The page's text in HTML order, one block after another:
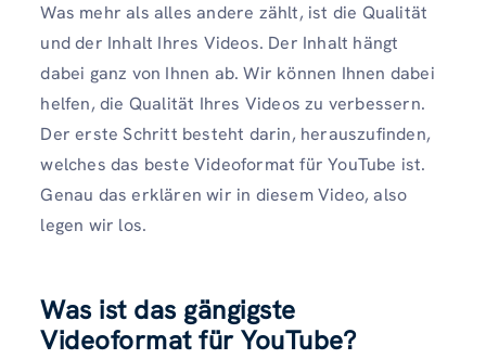
Was mehr als alles andere zählt, ist die Qualität
und der Inhalt Ihres Videos. Der Inhalt hängt
dabei ganz von Ihnen ab. Wir können Ihnen dabei
helfen, die Qualität Ihres Videos zu verbessern.
Der erste Schritt besteht darin, herauszufinden,
welches das beste Videoformat für YouTube ist.
Genau das erklären wir in diesem Video, also
legen wir los.
Was ist das gängigste
Videoformat für YouTube?